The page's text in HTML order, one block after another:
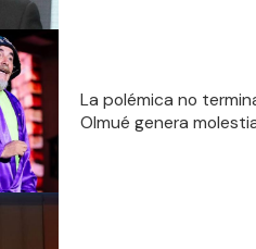
La polémica no
Olmué genera